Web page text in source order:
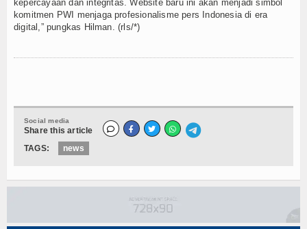
kepercayaan dan integritas. Website baru ini akan menjadi simbol
komitmen PWI menjaga profesionalisme pers Indonesia di era
digital,” pungkas Hilman. (rls/*)
Social media
Share this article
TAGS:
news